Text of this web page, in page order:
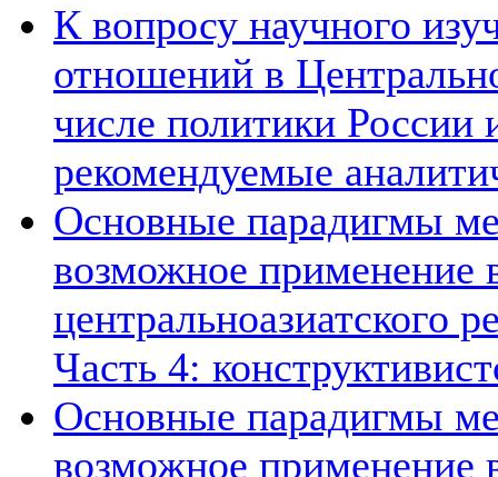
К вопросу научного
отношений в
числе политики России
рекомендуемые
Основные парадигмы
возможное применение
центральноазиатского
Часть 4:
Основные парадигмы
возможное применение